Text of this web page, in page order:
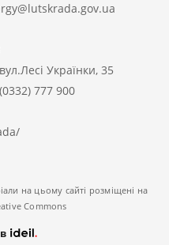
Українки, 35
(0332) 777 900
на цьому сайті розміщені на
Commons